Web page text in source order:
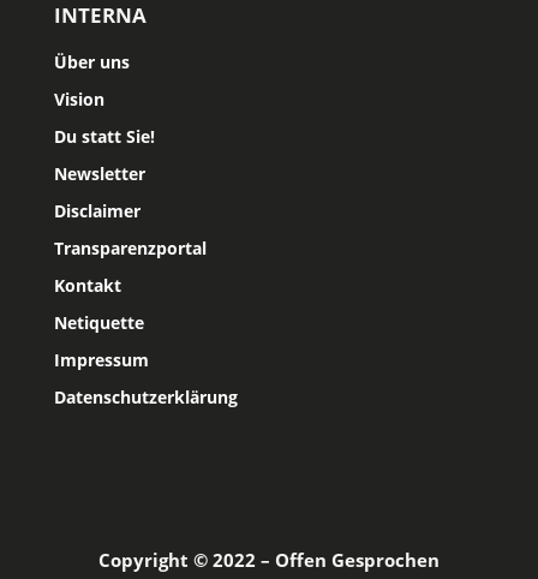
INTERNA
Über uns
Vision
Du statt Sie!
Newsletter
Disclaimer
Transparenzportal
Kontakt
Netiquette
Impressum
Datenschutzerklärung
Copyright © 2022 – Offen Gesprochen